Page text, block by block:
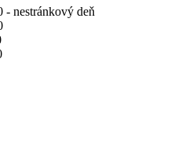
nestránkový deň